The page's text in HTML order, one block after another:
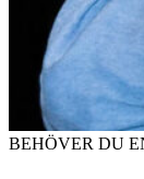
BEHÖVER DU